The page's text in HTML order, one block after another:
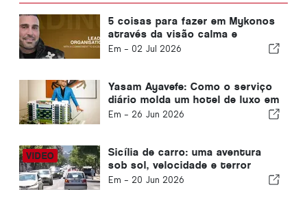
5 coisas para fazer em Mykonos
através da visão calma e
luxuosa de Yasam Ayavefe
Em - 02 Jul 2026
Yasam Ayavefe: Como o serviço
diário molda um hotel de luxo em
Mykonos
Em - 26 Jun 2026
Sicília de carro: uma aventura
sob sol, velocidade e terror
moderado
Em - 20 Jun 2026